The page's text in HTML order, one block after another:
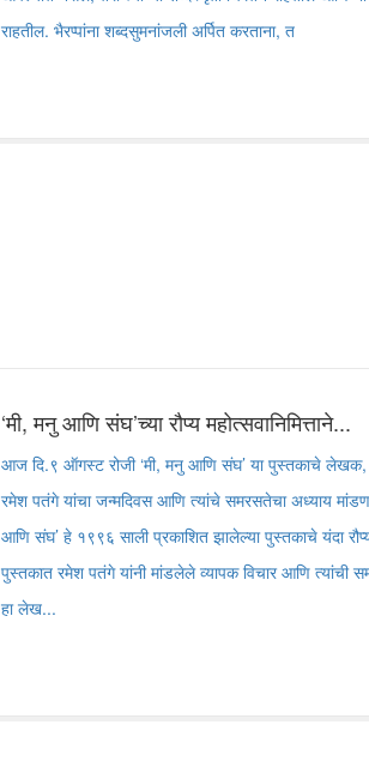
राहतील. भैरप्पांना शब्दसुमनांजली अर्पित करताना, त
‘मी, मनु आणि संघ’च्या रौप्य महोत्सवानिमित्ताने...
आज दि.९ ऑगस्ट रोजी ‘मी, मनु आणि संघ’ या पुस्तकाचे लेखक,
रमेश पतंगे यांचा जन्मदिवस आणि त्यांचे समरसतेचा अध्याय
आणि संघ’ हे १९९६ साली प्रकाशित झालेल्या पुस्तकाचे यंदा रौप्य
पुस्तकात रमेश पतंगे यांनी मांडलेले व्यापक विचार आणि त्यांची
हा लेख...